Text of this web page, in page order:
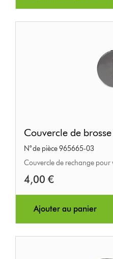
de
brosse
motorisée
Couvercle de
N° de pièce 965665-03
Couvercle de rechange pour
4,00 €
Ajouter au panier